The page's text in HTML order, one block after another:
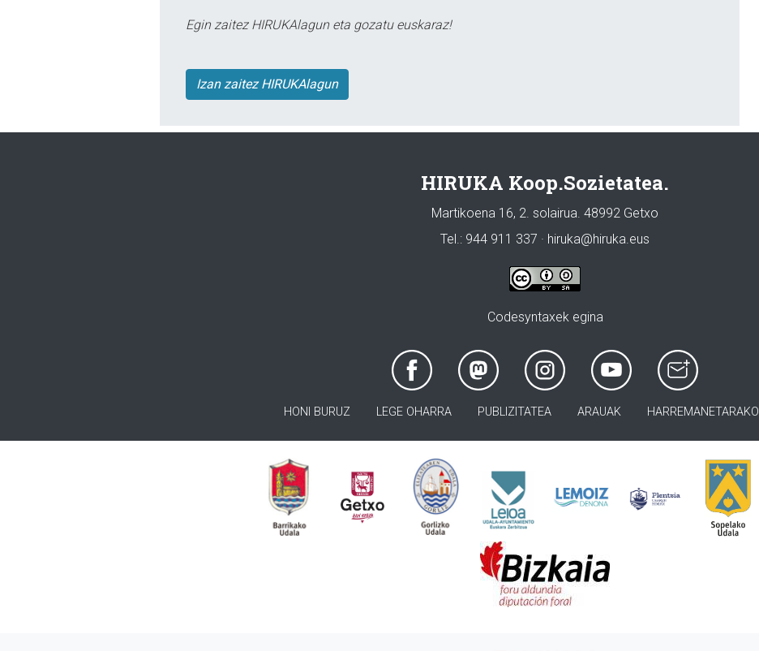
Egin zaitez HIRUKAlagun eta gozatu euskaraz!
Izan zaitez HIRUKAlagun
HIRUKA Koop.Sozietatea.
Martikoena 16, 2. solairua. 48992 Getxo
Tel.: 944 911 337 · hiruka@hiruka.eus
Codesyntaxek egina
HONI BURUZ LEGE OHARRA PUBLIZITATEA ARAUAK HARREMANETARAKO